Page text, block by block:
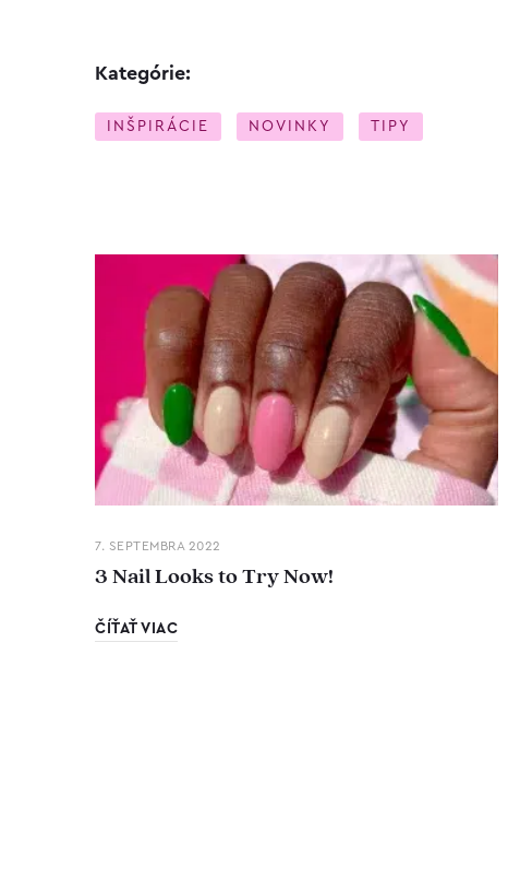
Kategórie:
INŠPIRÁCIE NOVINKY TIPY
7. SEPTEMBRA 2022
3 Nail Looks to Try Now!
ČÍŤAŤ VIAC